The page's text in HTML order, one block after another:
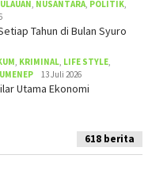
, NUSANTARA, POLITIK,
Tahun di Bulan Syuro
, KRIMINAL, LIFE STYLE,
13 Juli 2026
Utama Ekonomi
618 berita